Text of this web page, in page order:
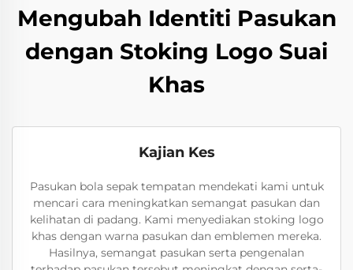
Mengubah Identiti Pasukan
dengan Stoking Logo Suai
Khas
Kajian Kes
Pasukan bola sepak tempatan mendekati kami untuk
mencari cara meningkatkan semangat pasukan dan
kelihatan di padang. Kami menyediakan stoking logo
khas dengan warna pasukan dan emblemen mereka.
Hasilnya, semangat pasukan serta pengenalan